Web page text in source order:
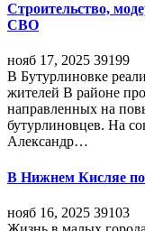
Строительство,
СВО
нояб 17, 2025 39199
В Бутурлиновке
жителей В районе
направленных на
бутурлиновцев. На
Александр…
В Нижнем Кисляе
нояб 16, 2025 39103